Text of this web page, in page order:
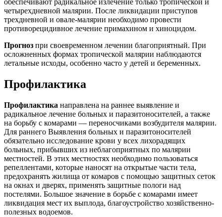
обеспечивают радикальное излечение только тропической и
четырехдневной малярии. После ликвидации приступов
трехдневной и овале-малярии необходимо провести
противорецидивное лечение примахином и хиноцидом.
Прогноз при своевременном лечении благоприятный. При
осложненных формах тропической малярии наблюдаются
летальные исходы, особенно часто у детей и беременных.
Профилактика
Профилактика направлена на раннее выявление и
радикальное лечение больных и паразитоносителей, а также
на борьбу с комарами — переносчиками возбудителя малярии.
Для раннего Выявления больных и паразитоносителей
обязательно исследование крови у всех лихорадящих
больных, прибывших из неблагоприятных по малярии
местностей. В этих местностях необходимо пользоваться
репеллентами, которые наносят на открытые части тела,
предохранять жилища от комаров с помощью защитных сеток
на окнах и дверях, применять защитные пологи над
постелями. Большое значение в борьбе с комарами имеет
ликвидация мест их выплода, благоустройство хозяйственно-
полезных водоемов.